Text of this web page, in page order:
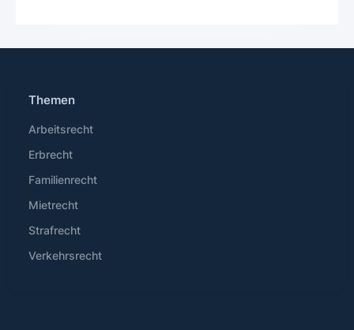
Themen
Arbeitsrecht
Erbrecht
Familienrecht
Mietrecht
Strafrecht
Verkehrsrecht